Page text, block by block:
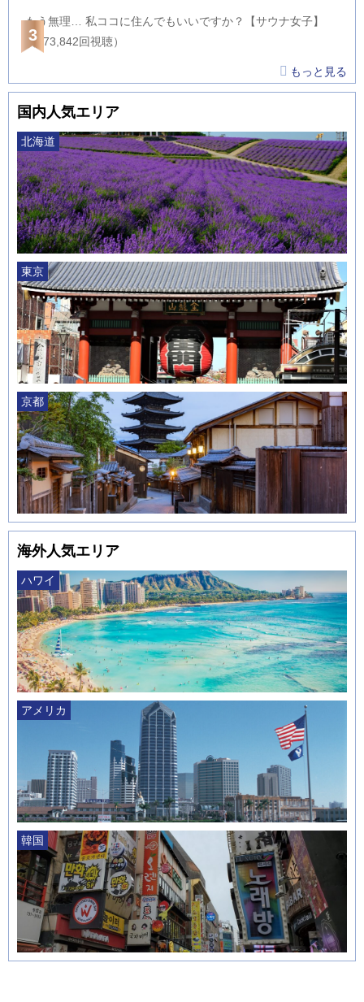
3
もう無理… 私ココに住んでもいいですか？【サウナ女子】
（873,842回視聴）
もっと見る
国内人気エリア
北海道
東京
京都
海外人気エリア
ハワイ
アメリカ
韓国